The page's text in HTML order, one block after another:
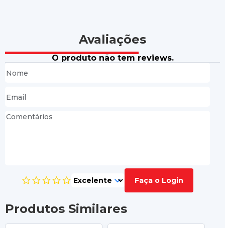
Avaliações
O produto não tem reviews.
Faça o Login
Produtos Similares